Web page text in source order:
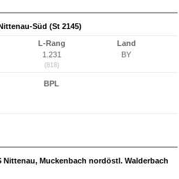
Süd (St 2145)
L-Rang
1.231
(818)
Land
BY
BPL
Nittenau, Muckenbach nordöstl. Walderbach